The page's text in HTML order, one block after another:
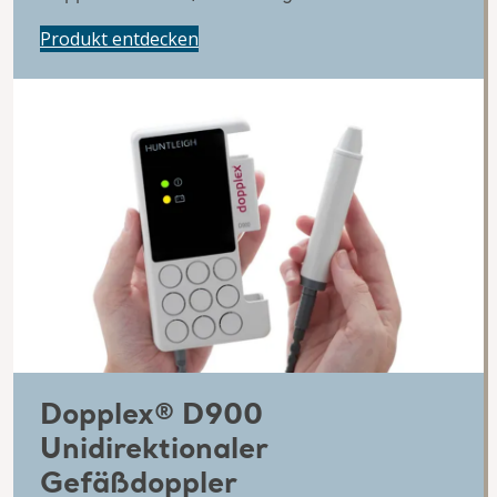
Produkt entdecken
Dopplex® D900
Unidirektionaler
Gefäßdoppler